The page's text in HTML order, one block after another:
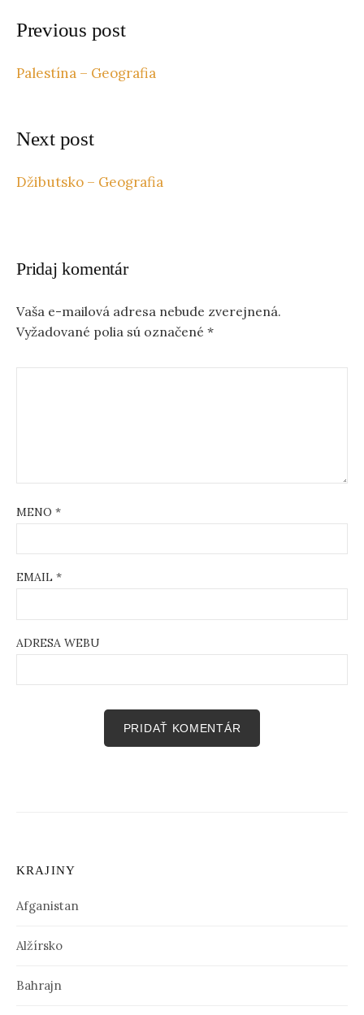
Previous post
Palestína – Geografia
Next post
Džibutsko – Geografia
Pridaj komentár
Vaša e-mailová adresa nebude zverejnená.
Vyžadované polia sú označené *
MENO *
EMAIL *
ADRESA WEBU
KRAJINY
Afganistan
Alžírsko
Bahrajn